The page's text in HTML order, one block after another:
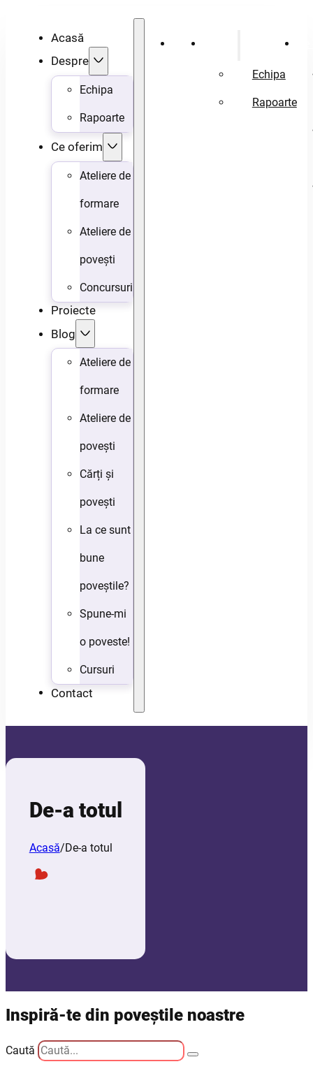
Acasă
Despre
Echipa
Rapoarte
Ce oferim
Ateliere de
formare
Ateliere de
povești
Concursuri
Proiecte
Blog
Ateliere de
formare
Ateliere de
povești
Cărți și
povești
La ce sunt
bune
poveștile?
Spune-mi
o poveste!
Cursuri
Contact
Acasă
Echipa
Rapoarte
De-a totul
Acasă/De-a totul
Inspiră-te din poveștile noastre
Caută